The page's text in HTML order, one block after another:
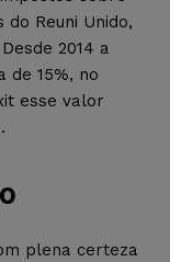
Reuni Unido,
2014 a
de 15%, no
esse valor
plena certeza